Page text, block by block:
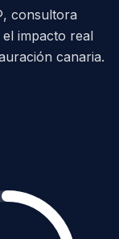
consultora
impacto real
canaria.